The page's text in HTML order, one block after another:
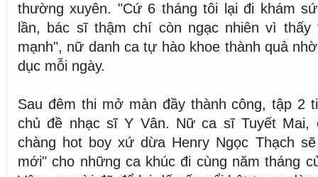
thường xuyên. "Cứ 6 tháng tôi lại đi khám
lần, bác sĩ thậm chí còn ngạc nhiên vì thấy
mạnh", nữ danh ca tự hào khoe thành quả
dục mỗi ngày.
Sau đêm thi mở màn đầy thành công, tập 2
chủ đề nhạc sĩ Y Vân. Nữ ca sĩ Tuyết Mai,
chàng hot boy xứ dừa Henry Ngọc Thạch
mới" cho những ca khúc đi cùng năm tháng